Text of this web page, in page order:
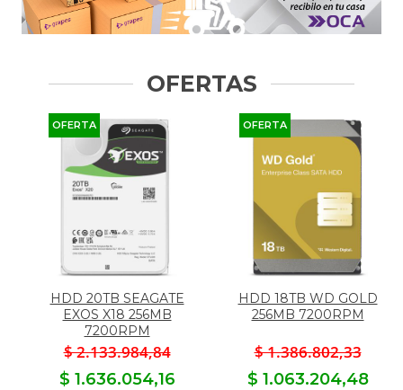
OFERTAS
OFERTA
HDD 20TB SEAGATE
EXOS X18 256MB
7200RPM
$ 2.133.984,84
$ 1.636.054,16
OFERTA
HDD 18TB WD GOLD
256MB 7200RPM
$ 1.386.802,33
$ 1.063.204,48